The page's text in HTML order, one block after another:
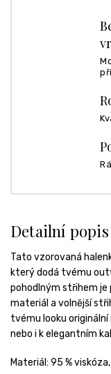
Detailní
Tato vzorovaná
který dodá tvému
pohodlným střihem je
materiál a volnější
tvému looku originální
nebo i k elegantním
Materiál: 95 %